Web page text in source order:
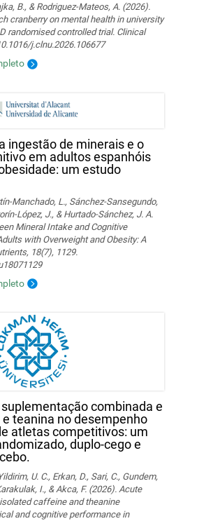
B., & Rodriguez-Mateos, A. (2026).
cranberry on mental health in university
randomised controlled trial. Clinical
j.clnu.2026.106677
ingestão de minerais e o
em adultos espanhóis
um estudo
Manchado, L., Sánchez-Sansegundo,
López, J., & Hurtado-Sánchez, J. A.
Mineral Intake and Cognitive
with Overweight and Obesity: A
18(7), 1129.
combinada e
teanina no desempenho
atletas competitivos: um
duplo-cego e
U. C., Erkan, D., Sari, C., Gundem,
I., & Akca, F. (2026). Acute
caffeine and theanine
and cognitive performance in